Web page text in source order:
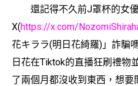
還記得不久前J罩杯的女優
X(https://x.com/
花キララ(明日花綺羅)」詐騙
日花在Tiktok的直播狂刷禮物
了兩個月都沒收到東西，想